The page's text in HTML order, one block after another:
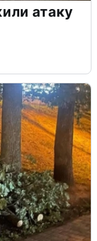
атаку